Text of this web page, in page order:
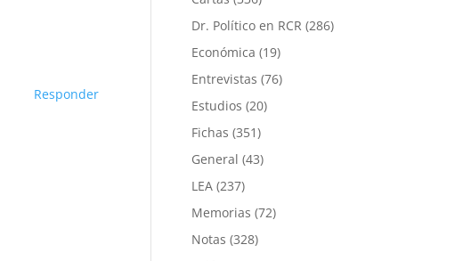
Responder
Dr. Político en RCR (286)
Económica (19)
Entrevistas (76)
Estudios (20)
Fichas (351)
General (43)
LEA (237)
Memorias (72)
Notas (328)